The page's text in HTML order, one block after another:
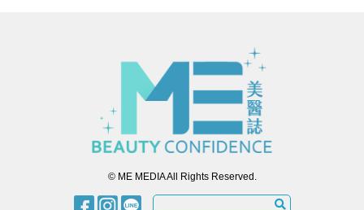
© ME MEDIA All Rights Reserved.